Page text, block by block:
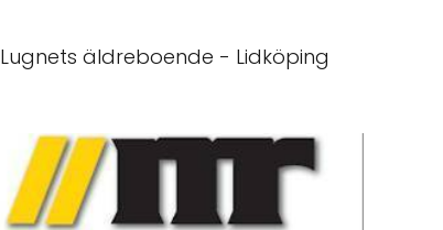
Lugnets äldreboende - Lidköping